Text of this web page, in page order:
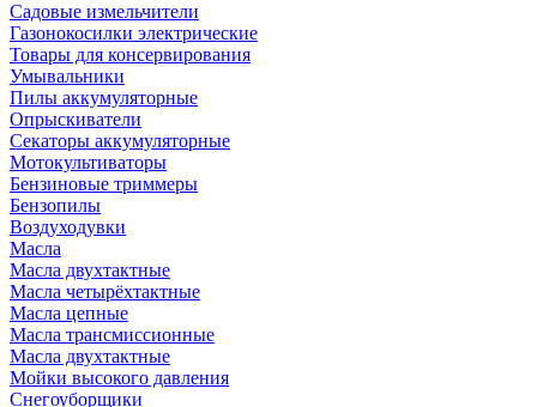
Садовые измельчители
Газонокосилки электрические
Товары для консервирования
Умывальники
Пилы аккумуляторные
Опрыскиватели
Секаторы аккумуляторные
Мотокультиваторы
Бензиновые триммеры
Бензопилы
Воздуходувки
Масла
Масла двухтактные
Масла четырёхтактные
Масла цепные
Масла трансмиссионные
Масла двухтактные
Мойки высокого давления
Снегоуборщики